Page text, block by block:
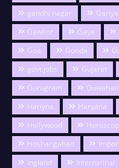
gandhi nagar
Gawlior
Gaya
Goa
Gonda
govt.jobs
Gujarat
Gurugram
Guwahati
Hariyna
Haryana
Hollywood
Hoshangabad
ingland
Internatinal